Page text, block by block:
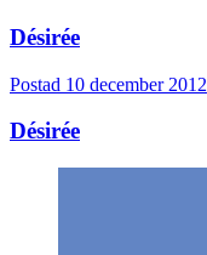
Désirée
Postad 10 december 2012
Désirée